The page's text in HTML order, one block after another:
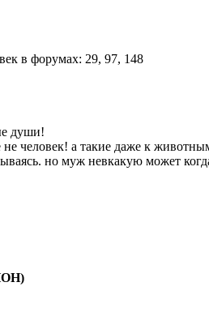
души!
человек! а такие даже к
но муж невкакую может